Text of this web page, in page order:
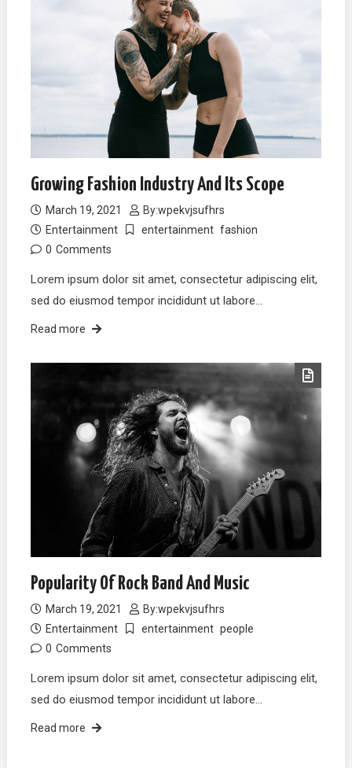
Growing Fashion Industry And Its Scope
March 19, 2021 By:wpekvjsufhrs
Entertainment
entertainment fashion
0 Comments
Lorem ipsum dolor sit amet, consectetur adipiscing elit,
sed do eiusmod tempor incididunt ut labore…
Read more
Popularity Of Rock Band And Music
March 19, 2021 By:wpekvjsufhrs
Entertainment
entertainment people
0 Comments
Lorem ipsum dolor sit amet, consectetur adipiscing elit,
sed do eiusmod tempor incididunt ut labore…
Read more